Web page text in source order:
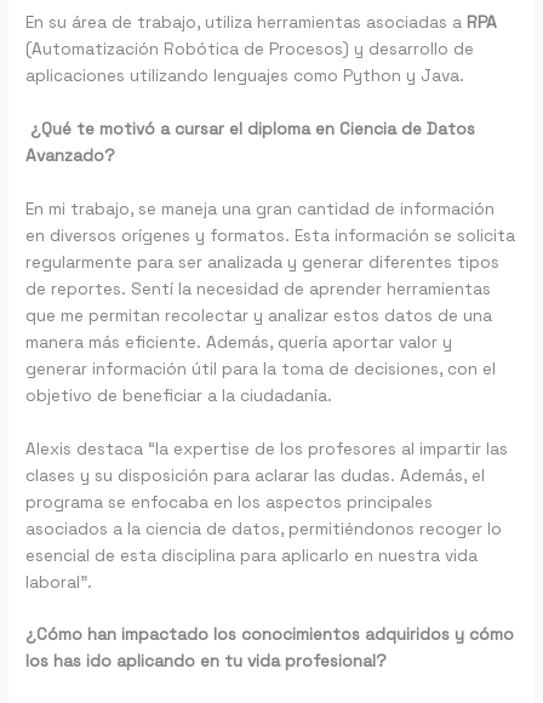
En su área de trabajo, utiliza herramientas asociadas a RPA
(Automatización Robótica de Procesos) y desarrollo de
aplicaciones utilizando lenguajes como Python y Java.
¿Qué te motivó a cursar el diploma en Ciencia de Datos
Avanzado?
En mi trabajo, se maneja una gran cantidad de información
en diversos orígenes y formatos. Esta información se solicita
regularmente para ser analizada y generar diferentes tipos
de reportes. Sentí la necesidad de aprender herramientas
que me permitan recolectar y analizar estos datos de una
manera más eficiente. Además, quería aportar valor y
generar información útil para la toma de decisiones, con el
objetivo de beneficiar a la ciudadanía.
Alexis destaca “la expertise de los profesores al impartir las
clases y su disposición para aclarar las dudas. Además, el
programa se enfocaba en los aspectos principales
asociados a la ciencia de datos, permitiéndonos recoger lo
esencial de esta disciplina para aplicarlo en nuestra vida
laboral”.
¿Cómo han impactado los conocimientos adquiridos y cómo
los has ido aplicando en tu vida profesional?